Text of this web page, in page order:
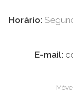
Horário:
E-mail: